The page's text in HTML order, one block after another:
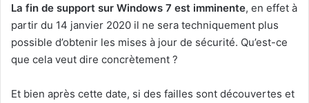
La fin de support sur Windows 7 est imminente, en effet à
partir du 14 janvier 2020 il ne sera techniquement plus
possible d’obtenir les mises à jour de sécurité. Qu’est-ce
que cela veut dire concrètement ?
Et bien après cette date, si des failles sont découvertes et